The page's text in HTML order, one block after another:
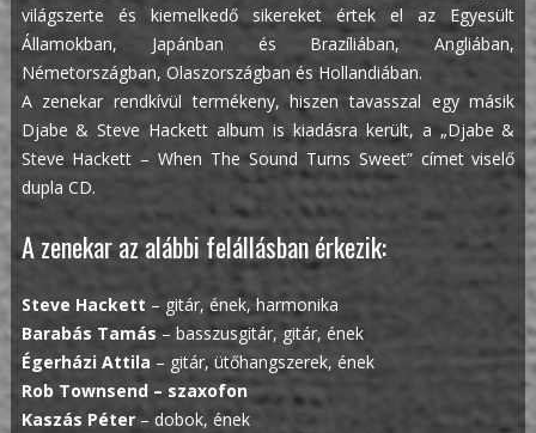
világszerte és kiemelkedő sikereket értek el az Egyesült
Államokban, Japánban és Brazíliában, Angliában,
Németországban, Olaszországban és Hollandiában.
A zenekar rendkívül termékeny, hiszen tavasszal egy másik
Djabe & Steve Hackett album is kiadásra került, a „Djabe &
Steve Hackett – When The Sound Turns Sweet” címet viselő
dupla CD.
A zenekar az alábbi felállásban érkezik:
Steve Hackett – gitár, ének, harmonika
Barabás Tamás – basszusgitár, gitár, ének
Égerházi Attila – gitár, ütőhangszerek, ének
Rob Townsend – szaxofon
Kaszás Péter– dobok, ének